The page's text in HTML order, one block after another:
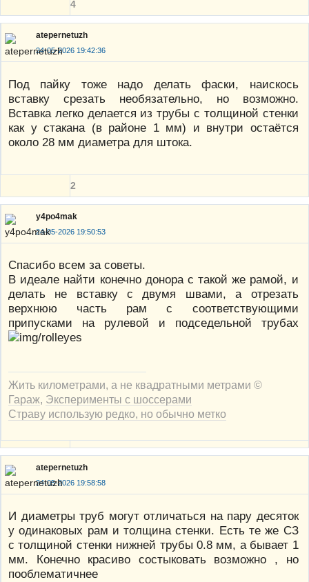
4
atepernetuzh
24-05-2026 19:42:36
Под пайку тоже надо делать фаски, наискось
вставку срезать необязательно, но возможно.
Вставка легко делается из трубы с толщиной стенки
как у стакана (в районе 1 мм) и внутри остаётся
около 28 мм диаметра для штока.
2
y4po4mak
24-05-2026 19:50:53
Спасибо всем за советы.
В идеале найти конечно донора с такой же рамой, и
делать не вставку с двумя швами, а отрезать
верхнюю часть рам с соответствующими
припусками на рулевой и подседельной трубах
Жить километрами, а не квадратными метрами ©
Гараж, Эксперименты с шоссерами
Страву использую редко, но обычно метко
atepernetuzh
24-05-2026 19:58:58
И диаметры труб могут отличаться на пару десяток
у одинаковых рам и толщина стенки. Есть те же СЗ
с толщиной стенки нижней трубы 0.8 мм, а бывает 1
мм. Конечно красиво состыковать возможно , но
пооблематичнее